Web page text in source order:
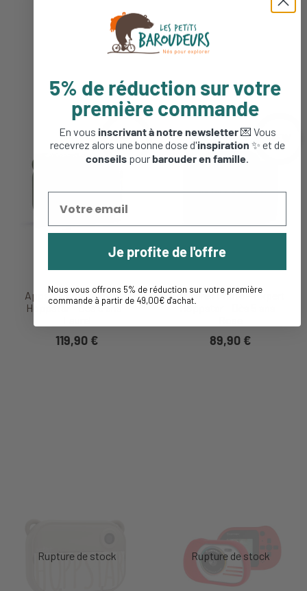
Appareil Photo - Artist
Hoppstar - Dès 5 ans -
NEW
119,90 €
Appareil Photo - Expert
Hoppstar - Dès 5 ans -
NEW
89,90 €
5% de réduction sur votre
première commande
En vous inscrivant à notre newsletter💌 Vous
recevrez alors une bonne dose d'inspiration ✨ et de
conseils pourbarouder en famille.
Je profite de l'offre
Nous vous offrons 5% de réduction sur votre première
commande à partir de 49,00€ d'achat.